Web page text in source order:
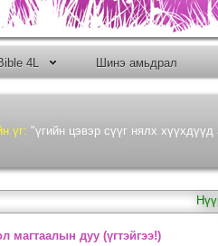
4L Шинэ амьдрал
үг: "үгийн цэвэр сүүг нялх
магтаалын дуу (үгтэйгээ!)